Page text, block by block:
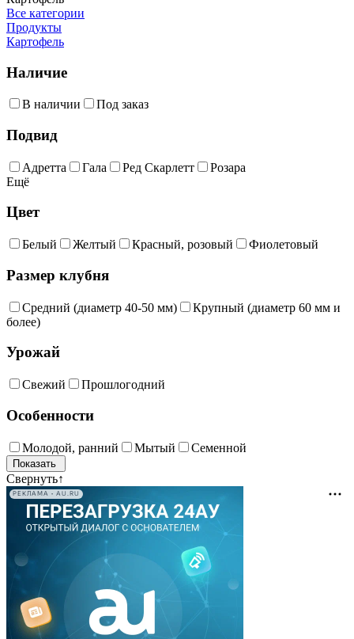
Все категории
Продукты
Картофель
Наличие
В наличии Под заказ
Подвид
Адретта Гала Ред Скарлетт
Розара
Ещё
Цвет
Белый Желтый Красный, розовый Фиолетовый
Размер клубня
Средний (диаметр 40-50 мм)
Крупный (диаметр 60 мм и
более)
Урожай
Свежий Прошлогодний
Особенности
Молодой, ранний Мытый Семенной
Свернуть↑
РЕКЛАМА • AU.RU